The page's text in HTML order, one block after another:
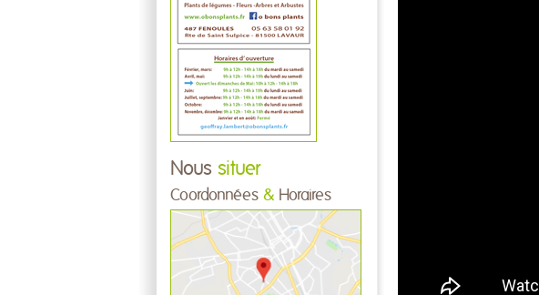
Nous situer
Coordonnées & Horaires